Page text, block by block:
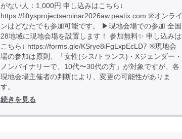
がない人：1,000円 申し込みはこちら↓
https://fiftysprojectseminar2026aw.peatix.com ※オンライ
ンはどなたでも参加可能です。 ▶︎現地会場での参加 全国
28地域に現地会場を設置します！ 参加無料✨ 申し込みは
こちら↓ https://forms.gle/KSrye8iFgLxpEcLD7 ※現地会
場の参加は原則、「女性(シス/トランス)・Xジェンダー・
ノンバイナリーで、10代〜30代の方」が対象ですが、各
現地会場主催者の判断により、変更の可能性がありま
す。
続きを見る